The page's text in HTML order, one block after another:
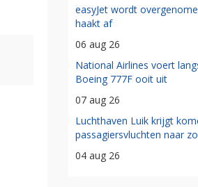
easyJet wordt
haakt af
06 aug 26
National Airlines voert
Boeing 777F ooit uit
07 aug 26
Luchthaven Luik krijgt
passagiersvluchten naar
04 aug 26